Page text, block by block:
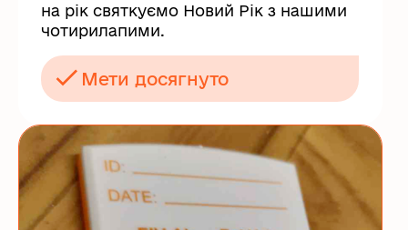
на рік святкуємо Новий Рік з нашими
чотирилапими.
Мети досягнуто